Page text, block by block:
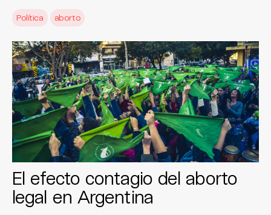
Política aborto
El efecto contagio del aborto
legal en Argentina